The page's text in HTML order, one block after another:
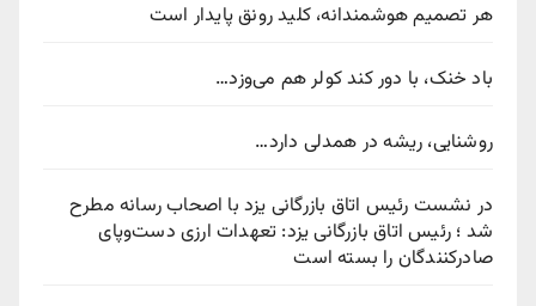
هر تصمیم هوشمندانه، کلید رونق پایدار است
باد خنک، با دور کند کولر هم می‌وزد…
روشنایی، ریشه در همدلی دارد…
در نشست رئیس اتاق بازرگانی یزد با اصحاب رسانه مطرح
شد ؛ رئیس اتاق بازرگانی یزد: تعهدات ارزی دست‌وپای
صادرکنندگان را بسته است